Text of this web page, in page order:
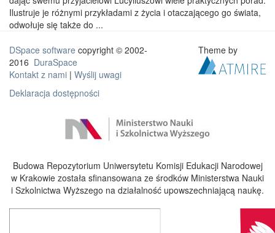
Ilustruje je różnymi przykładami z życia i otaczającego go świata,
odwołuje się także do ...
DSpace software copyright © 2002-
2016 DuraSpace
Kontakt z nami | Wyślij uwagi
Deklaracja dostępności
Theme by
Budowa Repozytorium Uniwersytetu Komisji Edukacji Narodowej
w Krakowie została sfinansowana ze środków Ministerstwa Nauki
i Szkolnictwa Wyższego na działalność upowszechniającą naukę.